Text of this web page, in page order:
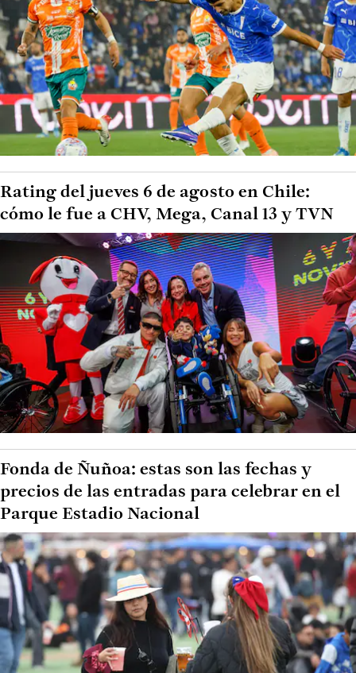
Rating del jueves 6 de agosto en Chile:
cómo le fue a CHV, Mega, Canal 13 y TVN
Fonda de Ñuñoa: estas son las fechas y
precios de las entradas para celebrar en el
Parque Estadio Nacional